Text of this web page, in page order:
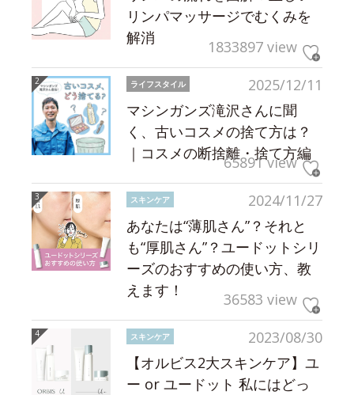
リンパマッサージでむくみを
解消
1833897 view
2025/12/11
ライフスタイル
マシンガンズ滝沢さんに聞
く、古いコスメの捨て方は？
｜コスメの断捨離・捨て方編
65891 view
2024/11/27
スキンケア
あなたは“薄肌さん”？それと
も“厚肌さん”？ユードットシリ
ーズのおすすめの使い方、教
えます！
36583 view
2023/08/30
スキンケア
【オルビス2大スキンケア】ユ
ー or ユードット 私にはどっ